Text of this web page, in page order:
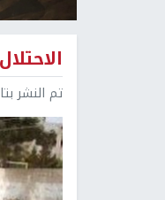
تم النشر